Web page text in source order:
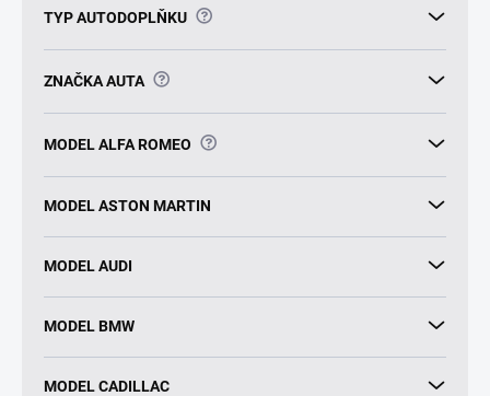
TYP AUTODOPLŇKU ?
ZNAČKA AUTA ?
MODEL ALFA ROMEO ?
MODEL ASTON MARTIN
MODEL AUDI
MODEL BMW
MODEL CADILLAC